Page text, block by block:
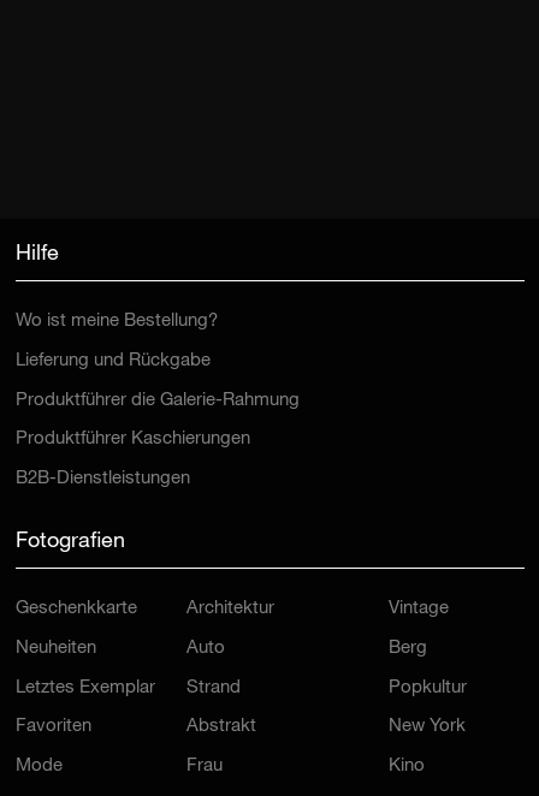
Lieferung und Rückgabe
Produktführer die Galerie-Rahmung
Produktführer Kaschierungen
B2B-Dienstleistungen
Neuheiten
Letztes Exemplar
Favoriten
Mode
Städte
Auto
Strand
Abstrakt
Frau
Porträt
Berg
Popkultur
New York
Kino
Paris